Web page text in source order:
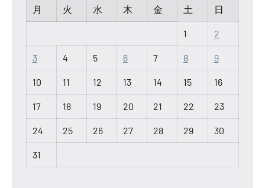
月
火 水 木 金 土 日
1 2
3 4 5 6 7 8 9
10 11 12 13 14 15 16
17 18 19 20 21 22 23
24 25 26 27 28 29 30
31